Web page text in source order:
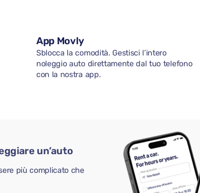
App Movly
Sblocca la comodità. Gestisci l’intero
noleggio auto direttamente dal tuo telefono
con la nostra app.
un’auto
più complicato che